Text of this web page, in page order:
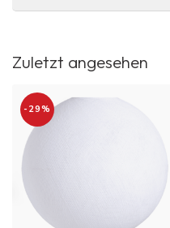
Zuletzt angesehen
-29%